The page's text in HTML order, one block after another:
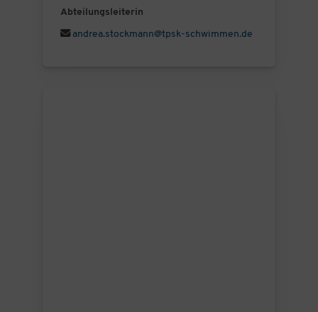
Abteilungsleiterin
andrea.stockmann@tpsk-schwimmen.de